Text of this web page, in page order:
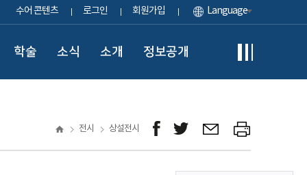
수어 콘텐츠 로그인 회원가입 Language
학술 소식 소개 정보공개
전시 상설전시